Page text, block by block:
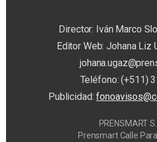
Director: Iván Marco
Editor Web: Johana Liz
Teléfono: (+511)
Publicidad:
PRENSMART
Prensmart Calle